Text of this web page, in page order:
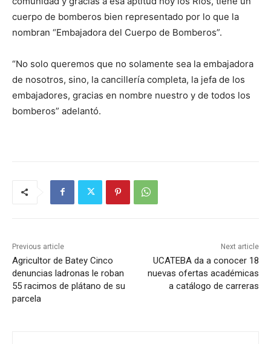
cuerpo de bomberos bien representado por lo que la
nombran “Embajadora del Cuerpo de Bomberos”.
“No solo queremos que no solamente sea la embajadora
de nosotros, sino, la cancillería completa, la jefa de los
embajadores, gracias en nombre nuestro y de todos los
bomberos” adelantó.
Previous article
Agricultor de Batey Cinco
denuncias ladronas le roban
55 racimos de plátano de su
parcela
Next article
UCATEBA da a conocer 18
nuevas ofertas académicas
a catálogo de carreras